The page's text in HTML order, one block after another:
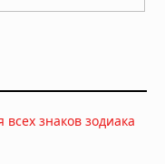
всех знаков зодиака